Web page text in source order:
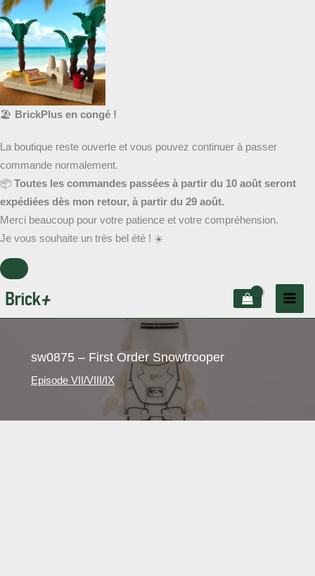
🏖️ BrickPlus en congé !
La boutique reste ouverte et vous pouvez continuer à passer
commande normalement.
📦 Toutes les commandes passées à partir du 10 août seront
expédiées dès mon retour, à partir du 29 août.
Merci beaucoup pour votre patience et votre compréhension.
Je vous souhaite un très bel été ! ☀️
au
sw0875 – First Order Snowtrooper
Episode VII/VIII/IX